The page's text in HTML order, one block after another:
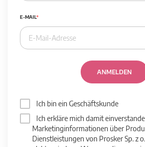
E-MAIL
ANMELDEN
Ich bin ein Geschäftskunde
Ich erkläre mich damit
Marketinginformationen über
Dienstleistungen von Prosker Sp. z